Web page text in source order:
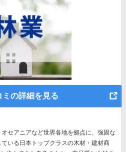
ミの詳細を見る
セアニアなど世界各地を拠点に、強固な
いる日本トップクラスの木材・建材商